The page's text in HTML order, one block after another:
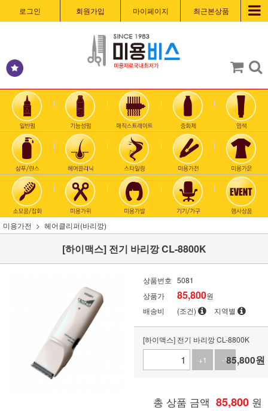
로그인 회원가입 마이페이지 최근본상품
미용가전 헤어클리퍼(바리깡)
[하이맥스] 전기 바리깡 CL-8800K
상품번호 5081
상품가
85,800원
배송비
(조건) 지역별
[하이맥스] 전기 바리깡 CL-8800K
+1
-185,800원
총 상품 금액 85,800 원